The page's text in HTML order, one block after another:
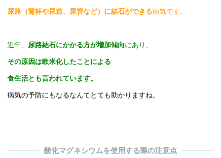
尿路（腎杯や尿道、尿管など）に結石ができる病気です。
近年、 尿路結石にかかる方が増加傾向にあり、
その原因は欧米化したことによる
食生活とも言われています。
病気の予防にもなるなんてとても助かりますね。
酸化マグネシウムを使用する際の注意点